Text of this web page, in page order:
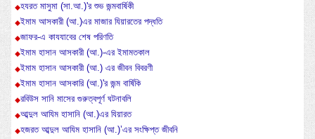
হযরত মাসুমা (সা.আ.)'র শুভ জন্মবার্ষিকী
ইমাম আসকারী (আ.)এর মাজার যিয়ারতের পদ্ধতি
জাফর-এ কাযযাবের শেষ পরিণতি
ইমাম হাসান আসকারী (আ.)-এর ইমামতকাল
ইমাম হাসান আসকারী (আ.) এর জীবন বিবরণী
ইমাম হাসান আসকারি (আ.)'র জন্ম বার্ষিকি
রবিউস সানি মাসের গুরুত্বপূর্ণ ঘটনাবলি
আব্দুল আযিম হাসানি (আ.)এর যিয়ারত
হজরত আব্দুল আযিম হাসানি (আ.)’এর সংক্ষিপ্ত জীবনি